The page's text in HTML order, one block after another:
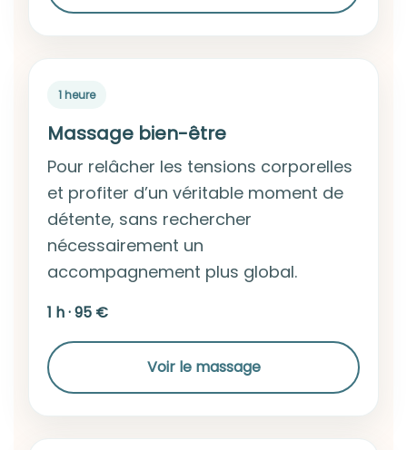
1 heure
Massage bien-être
Pour relâcher les tensions corporelles
et profiter d’un véritable moment de
détente, sans rechercher
nécessairement un
accompagnement plus global.
1 h · 95 €
Voir le massage